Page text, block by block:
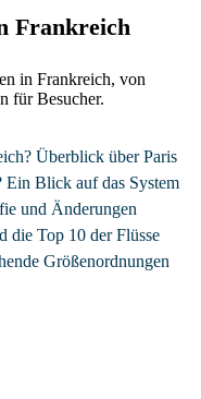
Frankreich
in Frankreich, von
für Besucher.
Überblick über Paris
Ein Blick auf das System
und Änderungen
die Top 10 der Flüsse
Größenordnungen